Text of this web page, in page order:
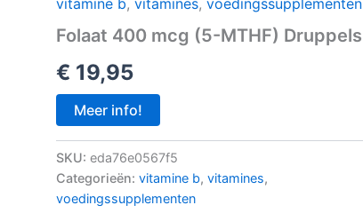
Folaat 400 mcg (5-MTHF) Druppels
€ 19,95
Meer info!
SKU: eda76e0567f5
Categorieën: vitamine b, vitamines,
voedingssupplementen